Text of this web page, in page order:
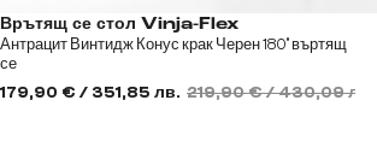
Врътящ се стол Vinja-Flex
Антрацит Винтидж Конус крак Черен 180° въртящ
се
179,90 € / 351,85 лв. 219,90 € / 430,09 лв.